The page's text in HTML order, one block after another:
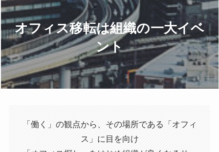
オフィス移転は組織の一大イベ
ント
「働く」の観点から、その場所である「オフィ
ス」に目を向け